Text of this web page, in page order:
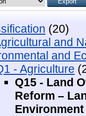
(20)
and
and
- Agriculture
Q15 - Land
Reform –
Environment